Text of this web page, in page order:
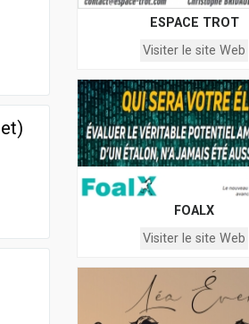
ESPACE TROT
Visiter le site Web
FOALX
Visiter le site Web